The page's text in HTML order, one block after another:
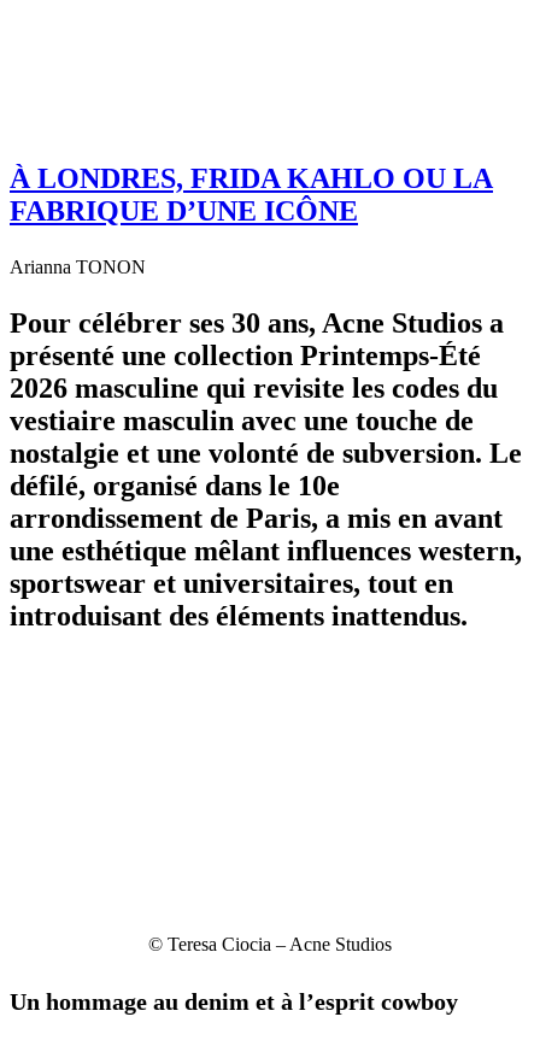
À LONDRES, FRIDA KAHLO OU LA
FABRIQUE D’UNE ICÔNE
Arianna TONON
Pour célébrer ses 30 ans, Acne Studios a
présenté une collection Printemps-Été
2026 masculine qui revisite les codes du
vestiaire masculin avec une touche de
nostalgie et une volonté de subversion. Le
défilé, organisé dans le 10e
arrondissement de Paris, a mis en avant
une esthétique mêlant influences western,
sportswear et universitaires, tout en
introduisant des éléments inattendus.
© Teresa Ciocia – Acne Studios
Un hommage au denim et à l’esprit cowboy